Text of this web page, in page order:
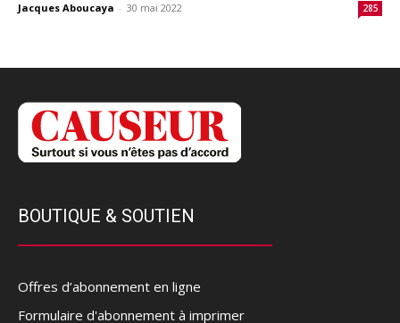
Jacques Aboucaya - 30 mai 2022 285
BOUTIQUE & SOUTIEN
Offres d’abonnement en ligne
Formulaire d'abonnement à imprimer